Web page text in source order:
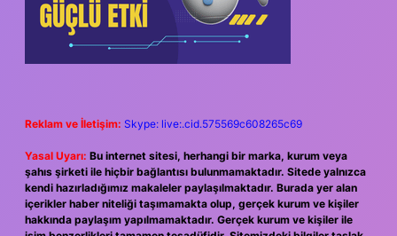
Reklam ve İletişim: Skype: live:.cid.575569c608265c69
Yasal Uyarı: Bu internet sitesi, herhangi bir marka, kurum veya
şahıs şirketi ile hiçbir bağlantısı bulunmamaktadır. Sitede yalnızca
kendi hazırladığımız makaleler paylaşılmaktadır. Burada yer alan
içerikler haber niteliği taşımamakta olup, gerçek kurum ve kişiler
hakkında paylaşım yapılmamaktadır. Gerçek kurum ve kişiler ile